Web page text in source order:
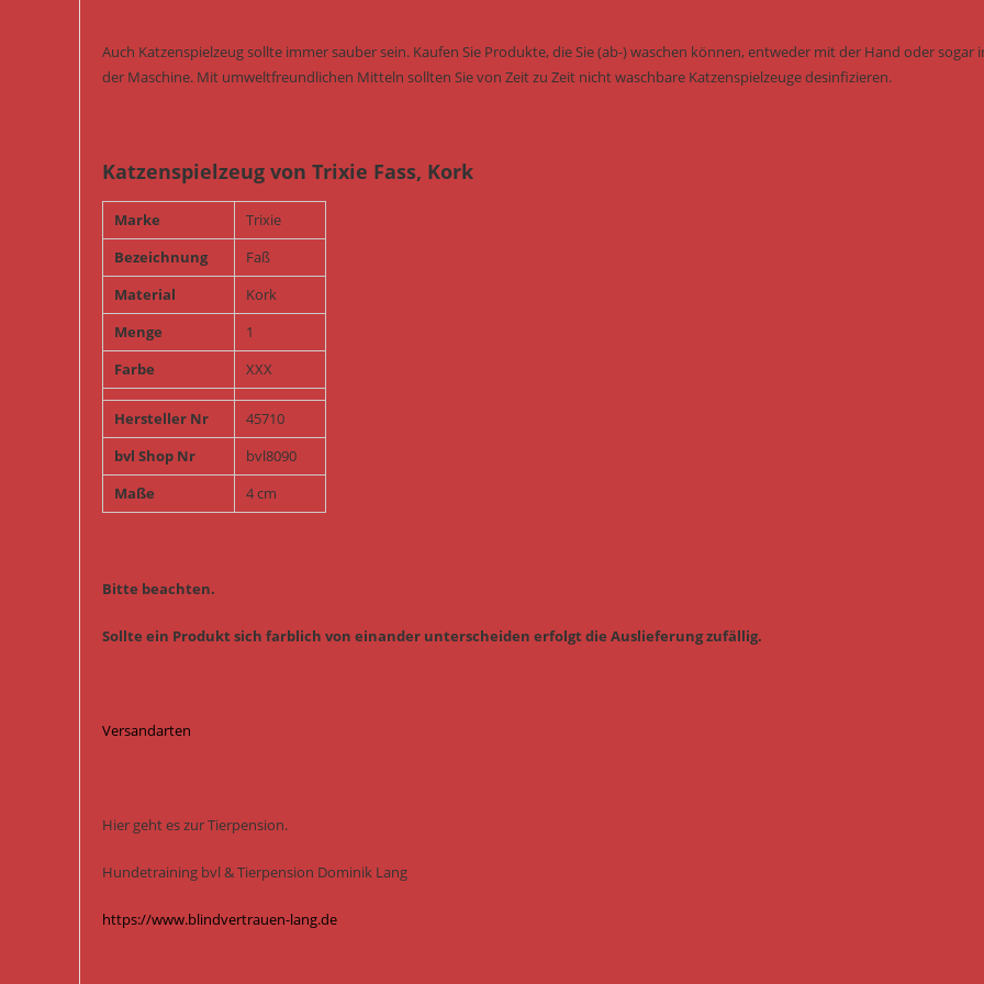
Auch Katzenspielzeug sollte immer sauber sein. Kaufen Sie Produkte, die Sie (ab-) waschen können, entweder mit der Hand oder sogar
der Maschine. Mit umweltfreundlichen Mitteln sollten Sie von Zeit zu Zeit nicht waschbare Katzenspielzeuge desinfizieren.
Katzenspielzeug von Trixie Fass, Kork
Marke
Trixie
Bezeichnung
Faß
Material
Kork
Menge
1
Farbe
XXX
Hersteller Nr
45710
bvl Shop Nr
bvl8090
Maße
4 cm
Bitte beachten.
Sollte ein Produkt sich farblich von einander unterscheiden erfolgt die Auslieferung zufällig.
Versandarten
Hier geht es zur Tierpension.
Hundetraining bvl & Tierpension Dominik Lang
https://www.blindvertrauen-lang.de